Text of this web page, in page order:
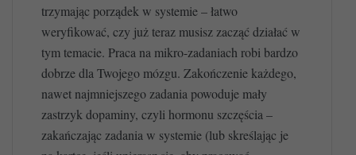
trzymając porządek w systemie – łatwo
weryfikować, czy już teraz musisz zacząć działać w
tym temacie. Praca na mikro-zadaniach robi bardzo
dobrze dla Twojego mózgu. Zakończenie każdego,
nawet najmniejszego zadania powoduje mały
zastrzyk dopaminy, czyli hormonu szczęścia –
zakańczając zadania w systemie (lub skreślając je